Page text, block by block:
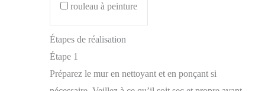
rouleau à peinture
Étapes de réalisation
Étape 1
Préparez le mur en nettoyant et en ponçant si